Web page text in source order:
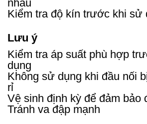
nhau
Kiểm tra độ kín trước khi sử
Lưu ý
Kiểm tra áp suất phù hợp
dụng
Không sử dụng khi đầu nối
rỉ
Vệ sinh định kỳ để đảm bảo
Tránh va đập mạnh